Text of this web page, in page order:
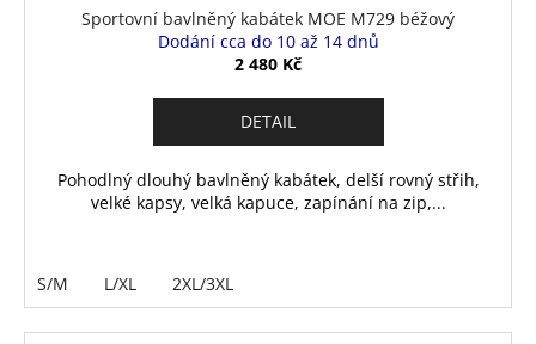
Sportovní bavlněný kabátek MOE M729 béžový
Dodání cca do 10 až 14 dnů
2 480 Kč
DETAIL
Pohodlný dlouhý bavlněný kabátek, delší rovný střih,
velké kapsy, velká kapuce, zapínání na zip,...
S/M L/XL 2XL/3XL